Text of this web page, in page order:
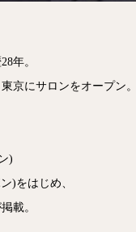
年。
京にサロンをオープン。
)
)をはじめ、
載。